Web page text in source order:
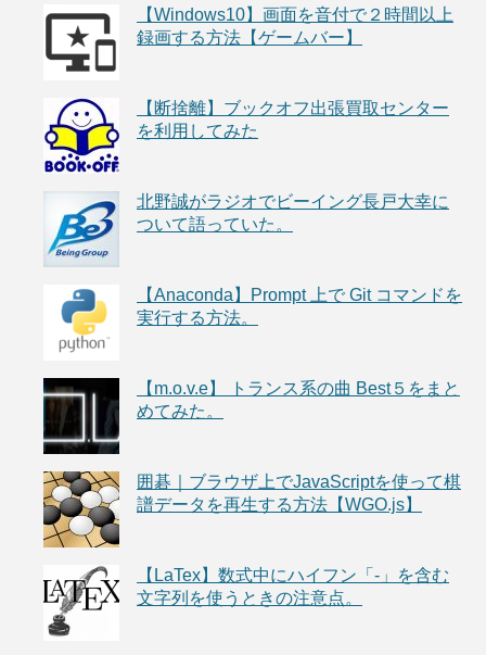
【Windows10】画面を音付で２時間以上
録画する方法【ゲームバー】
【断捨離】ブックオフ出張買取センター
を利用してみた
北野誠がラジオでビーイング長戸大幸に
ついて語っていた。
【Anaconda】Prompt 上で Git コマンドを
実行する方法。
【m.o.v.e】 トランス系の曲 Best５をまと
めてみた。
囲碁｜ブラウザ上でJavaScriptを使って棋
譜データを再生する方法【WGO.js】
【LaTex】数式中にハイフン「-」を含む
文字列を使うときの注意点。